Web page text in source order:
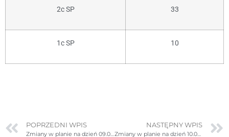
2c SP 33
1c SP 10
POPRZEDNI WPIS
Zmiany w planie na dzień 09.04.2026r. (czwartek)
NASTĘPNY WPIS
Zmiany w planie na dzień 10.04.2026r. (piątek) – poprawione